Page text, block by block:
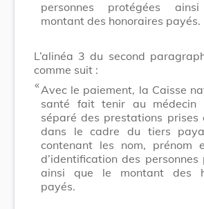
personnes protégées
montant des honoraires payés.
L’alinéa 3 du second
comme suit :
​ «Avec le paiement, la Caisse
santé fait tenir au médecin
séparé des prestations prises
dans le cadre du tiers
contenant les nom, prénom
d’identification des personnes
ainsi que le montant des
payés.